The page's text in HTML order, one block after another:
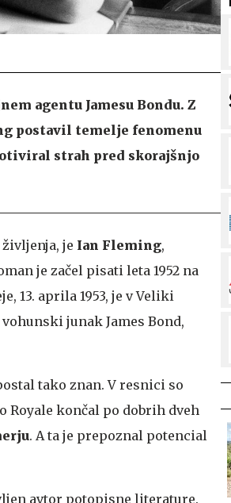
agentu Jamesu Bondu. Z
postavil temelje fenomenu
strah pred skorajšnjo
je Ian Fleming,
je začel pisati leta 1952 na
13. aprila 1953, je v Veliki
junak James Bond,
tako znan. V resnici so
Royale končal po dobrih dveh
. A ta je prepoznal potencial
avtor potopisne literature.